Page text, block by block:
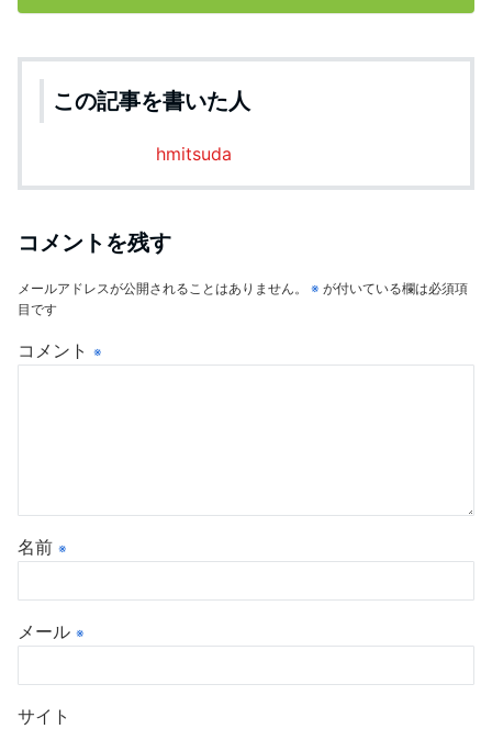
この記事を書いた人
hmitsuda
コメントを残す
メールアドレスが公開されることはありません。 ※ が付いている欄は必須項
目です
コメント ※
名前 ※
メール ※
サイト